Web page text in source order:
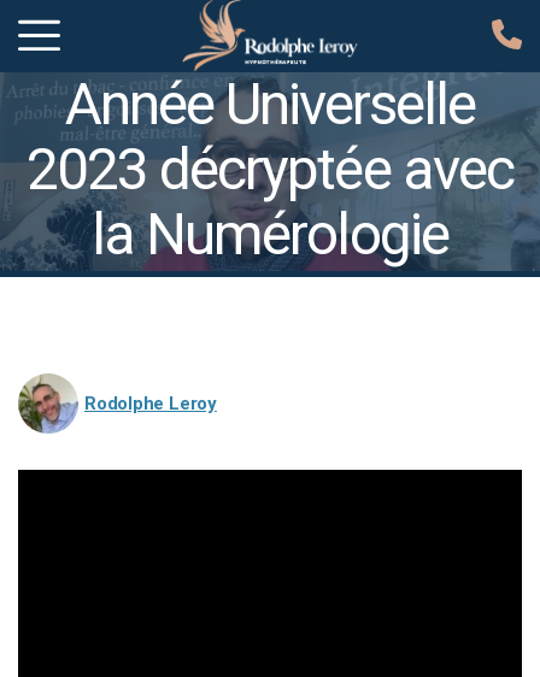
Année Universelle
2023 décryptée avec
la Numérologie
Accueil»Actualités»Numérologie»Année Universelle 2023
Rodolphe Leroy